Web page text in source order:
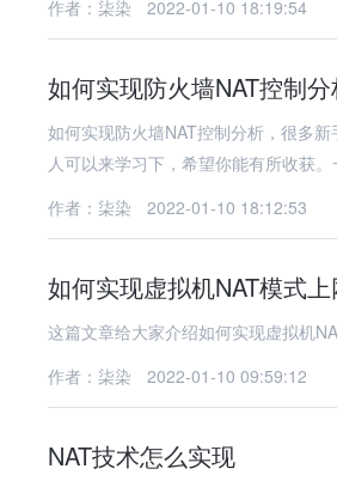
作者：柒染
2022-01-10 18:19:54
如何实现防火墙NAT控制
如何实现防火墙NAT控制分析，很多
人可以来学习下，希望你能有所收获
作者：柒染
2022-01-10 18:12:53
如何实现虚拟机NAT模式上
这篇文章给大家介绍如何实现虚拟机
作者：柒染
2022-01-10 09:59:12
NAT技术怎么实现